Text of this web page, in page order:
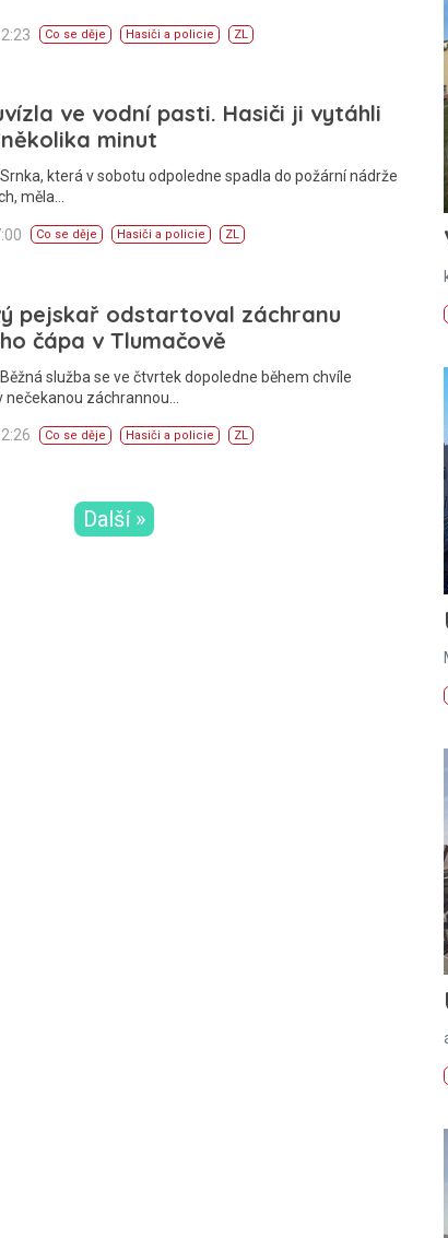
Co se děje Hasiči a policie ZL
ve vodní pasti. Hasiči ji vytáhli
minut
Srnka, která v sobotu odpoledne spadla do požární nádrže
měla…
Co se děje Hasiči a policie ZL
pejskař odstartoval záchranu
čápa v Tlumačově
Běžná služba se ve čtvrtek dopoledne během chvíle
nečekanou záchrannou…
Co se děje Hasiči a policie ZL
Další »